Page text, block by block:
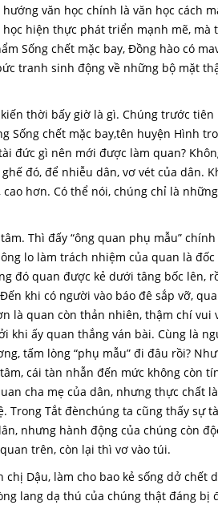
văn học chính là văn học cách
hiện thực phát triển mạnh mẽ, mà
Sống chết mặc bay, Đồng hào có
tranh sinh động về những bộ mặt
thời bấy giờ là gì. Chúng trước tiên
chết mặc bay,tên huyện Hình
đức gì nên mới được làm quan?
đó, để nhiễu dân, vơ vét của dân.
hơn. Có thể nói, chúng chỉ là
Thì đấy “ông quan phụ mẫu”
lo làm trách nhiệm của quan là
đó quan được kẻ dưới tâng bốc lên,
khi có người vào báo đê sắp vỡ,
là quan còn thản nhiên, thậm chí vui
khi ấy quan thắng ván bài. Cùng là
tấm lòng “phụ mẫu” đi đâu rồi?
cái tàn nhẫn đến mức không còn
cha mẹ của dân, nhưng thực chất
Tắt đènchúng ta cũng thấy sự
nhưng hành động của chúng còn
trên, còn lại thì vơ vào túi.
Dậu, làm cho bao kẻ sống dở chết
lang dạ thú của chúng thật đáng bị